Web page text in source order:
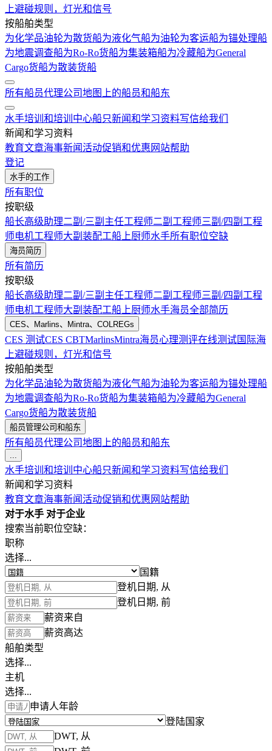
上避碰规则，灯光和信号
按船舶类型
为化学品油轮为散货船为液化气船为油轮为客运船为锚处理船
为地震调查船为Ro-Ro货船为集装箱船为冷藏船为General
Cargo货船为散装货船
所有船员代理公司地图上的船员和船东
水手培训和培训中心船只新闻和学习资料写信给我们
新闻和学习资料
教育文章海事新闻活动促销和优惠 网站帮助
登记
水手的工作
所有职位
按职级
船长高级助理二副/三副 主任工程师二副工程师三副/四副工程
师电机工程师大副 装配工船上厨师水手所有职位空缺
海员简历
所有简历
按职级
船长高级助理二副/三副 主任工程师二副工程师三副/四副工程
师电机工程师大副 装配工船上厨师水手海员全部简历
CES、Marlins、Mintra、COLREGs
CES 测试CES CBTMarlinsMintra海员心理测评在线测试国际海
上避碰规则，灯光和信号
按船舶类型
为化学品油轮为散货船为液化气船为油轮为客运船为锚处理船
为地震调查船为Ro-Ro货船为集装箱船为冷藏船为General
Cargo货船为散装货船
船员管理公司和船东
所有船员代理公司地图上的船员和船东
...
水手培训和培训中心船只新闻和学习资料写信给我们
新闻和学习资料
教育文章海事新闻活动促销和优惠 网站帮助
对于水手 对于企业
搜索当前职位空缺：
职称
选择...
国籍
登机日期, 从
登机日期, 前
薪资来自
薪资高达
船舶类型
选择...
主机
选择...
申请人年龄
登陆国家
DWT, 从